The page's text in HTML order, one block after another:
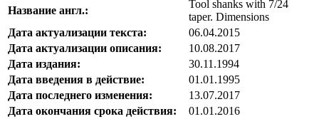
Название англ.:
Tool shanks with 7/24
taper. Dimensions
Дата актуализации текста:
06.04.2015
Дата актуализации описания:
10.08.2017
Дата издания:
30.11.1994
Дата введения в действие:
01.01.1995
Дата последнего изменения:
13.07.2017
Дата окончания срока действия:
01.01.2016